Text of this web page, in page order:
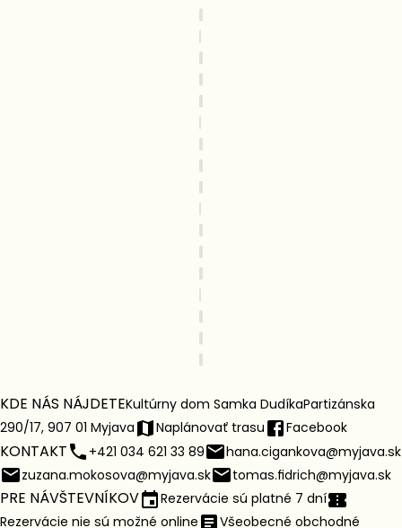
KDE NÁS NÁJDETEKultúrny dom Samka DudíkaPartizánska
290/17, 907 01 Myjava
Naplánovať trasu Facebook
KONTAKT +421 034 621 33 89
hana.cigankova@myjava.sk
zuzana.mokosova@myjava.sk
tomas.fidrich@myjava.sk
PRE NÁVŠTEVNÍKOV
Rezervácie sú platné 7 dní
Rezervácie nie sú možné online
Všeobecné obchodné